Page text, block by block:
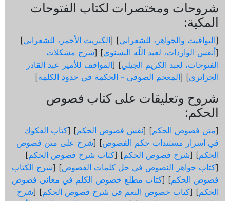
شروحات ومختصرات لكتاب الفتوحات
المكية:
[اليواقيت والجواهر، للشعراني] [الكبريت الأحمر، للشعراني]
[أنفس الواردات، لعبد اللّه البسنوي] [شرح مشكلات
الفتوحات، لعبد الكريم الجيلي] [المواقف للأمير عبد القادر
الجزائري] [المعجم الصوفي - الحكمة في حدود الكلمة]
شروح وتعليقات على كتاب فصوص
الحكم:
[متن فصوص الحكم] [نقش فصوص الحكم] [كتاب الفكوك
في اسرار مستندات حكم الفصوص] [شرح على متن فصوص
الحكم] [شرح فصوص الحكم] [كتاب شرح فصوص الحكم]
[كتاب جواهر النصوص في حل كلمات الفصوص] [شرح الكتاب
فصوص الحكم] [كتاب مطلع خصوص الكلم في معاني فصوص
الحكم] [كتاب خصوص النعم فى شرح فصوص الحكم] [شرح